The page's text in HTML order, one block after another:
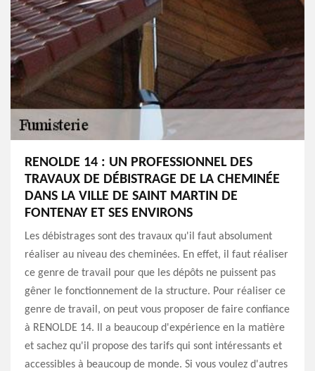
RENOLDE 14 : UN PROFESSIONNEL DES
TRAVAUX DE DÉBISTRAGE DE LA CHEMINÉE
DANS LA VILLE DE SAINT MARTIN DE
FONTENAY ET SES ENVIRONS
Les débistrages sont des travaux qu'il faut absolument
réaliser au niveau des cheminées. En effet, il faut réaliser
ce genre de travail pour que les dépôts ne puissent pas
gêner le fonctionnement de la structure. Pour réaliser ce
genre de travail, on peut vous proposer de faire confiance
à RENOLDE 14. Il a beaucoup d'expérience en la matière
et sachez qu'il propose des tarifs qui sont intéressants et
accessibles à beaucoup de monde. Si vous voulez d'autres